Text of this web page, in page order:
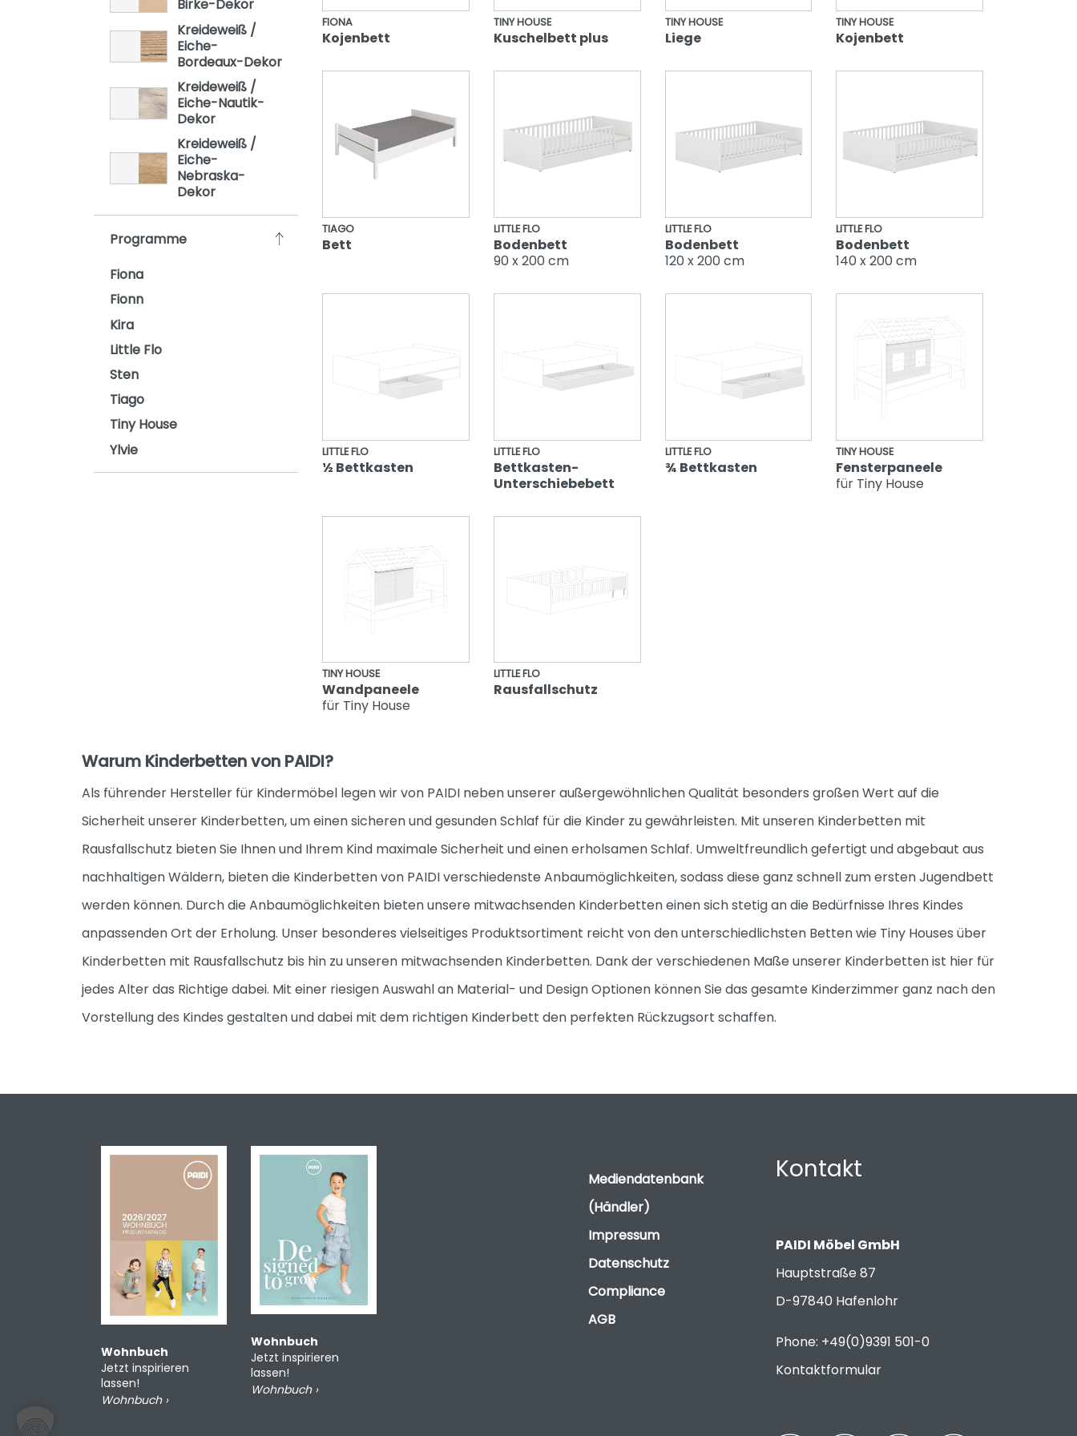
Oscar
Stiene
Birke-Dekor
Kreideweiß /
Eiche-
Bordeaux-Dekor
Kreideweiß /
Eiche-Nautik-
Dekor
Kreideweiß /
Eiche-
Nebraska-
Dekor
Programme
Fiona
Fionn
Kira
Little Flo
Sten
Tiago
Tiny House
Ylvie
FIONA
Kojenbett
TINY HOUSE
Kuschelbett plus
TINY HOUSE
Liege
TINY HOUSE
Kojenbett
TIAGO
Bett
LITTLE FLO
Bodenbett
90 x 200 cm
LITTLE FLO
Bodenbett
120 x 200 cm
LITTLE FLO
Bodenbett
140 x 200 cm
LITTLE FLO
½ Bettkasten
LITTLE FLO
Bettkasten-
Unterschiebebett
LITTLE FLO
¾ Bettkasten
TINY HOUSE
Fensterpaneele
für Tiny House
TINY HOUSE
Wandpaneele
für Tiny House
LITTLE FLO
Rausfallschutz
Warum Kinderbetten von PAIDI?
Als führender Hersteller für Kindermöbel legen wir von PAIDI neben unserer außergewöhnlichen Qualität besonders großen Wert auf die
Sicherheit unserer Kinderbetten, um einen sicheren und gesunden Schlaf für die Kinder zu gewährleisten. Mit unseren Kinderbetten mit
Rausfallschutz bieten Sie Ihnen und Ihrem Kind maximale Sicherheit und einen erholsamen Schlaf. Umweltfreundlich gefertigt und abgebaut aus
nachhaltigen Wäldern, bieten die Kinderbetten von PAIDI verschiedenste Anbaumöglichkeiten, sodass diese ganz schnell zum ersten Jugendbett
werden können. Durch die Anbaumöglichkeiten bieten unsere mitwachsenden Kinderbetten einen sich stetig an die Bedürfnisse Ihres Kindes
anpassenden Ort der Erholung. Unser besonderes vielseitiges Produktsortiment reicht von den unterschiedlichsten Betten wie Tiny Houses über
Kinderbetten mit Rausfallschutz bis hin zu unseren mitwachsenden Kinderbetten. Dank der verschiedenen Maße unserer Kinderbetten ist hier für
jedes Alter das Richtige dabei. Mit einer riesigen Auswahl an Material- und Design Optionen können Sie das gesamte Kinderzimmer ganz nach den
Vorstellung des Kindes gestalten und dabei mit dem richtigen Kinderbett den perfekten Rückzugsort schaffen.
Wohnbuch
Jetzt inspirieren
lassen!
Wohnbuch ›
Wohnbuch
Jetzt inspirieren
lassen!
Wohnbuch ›
Mediendatenbank
(Händler)
Impressum
Datenschutz
Compliance
AGB
Kontakt
PAIDI Möbel GmbH
Hauptstraße 87
D-97840 Hafenlohr
Phone: +49(0)9391 501-0
Kontaktformular